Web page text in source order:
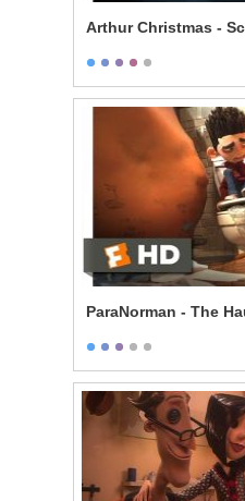
Arthur Christmas -
ParaNorman - The